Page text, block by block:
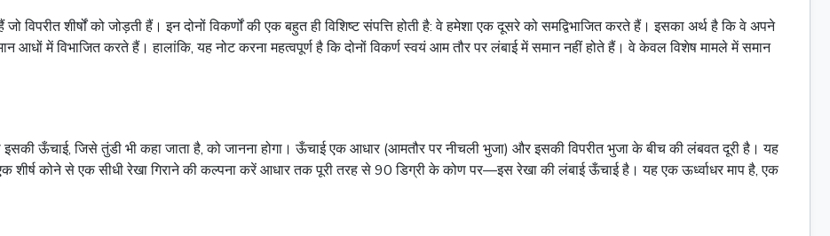
विपरीत शीर्षों को जोड़ती हैं। इन दोनों विकर्णों की एक बहुत ही विशिष्ट संपत्ति होती है: वे हमेशा एक दूसरे को समद्विभाजित करते हैं। इसका अर्थ है कि वे अपने
में विभाजित करते हैं। हालांकि, यह नोट करना महत्वपूर्ण है कि दोनों विकर्ण स्वयं आम तौर पर लंबाई में समान नहीं होते हैं। वे केवल विशेष मामले में समान
ऊँचाई, जिसे तुंडी भी कहा जाता है, को जानना होगा। ऊँचाई एक आधार (आमतौर पर नीचली भुजा) और इसकी विपरीत भुजा के बीच की लंबवत दूरी है। यह
कोने से एक सीधी रेखा गिराने की कल्पना करें आधार तक पूरी तरह से 90 डिग्री के कोण पर—इस रेखा की लंबाई ऊँचाई है। यह एक ऊर्ध्वाधर माप है, एक